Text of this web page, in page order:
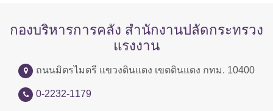
กองบริหารการคลัง สำนักงานปลัดกระทรวง
แรงงาน
ถนนมิตรไมตรี แขวงดินแดง เขตดินแดง กทม. 10400
0-2232-1179